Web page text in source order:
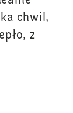
chwil,
z